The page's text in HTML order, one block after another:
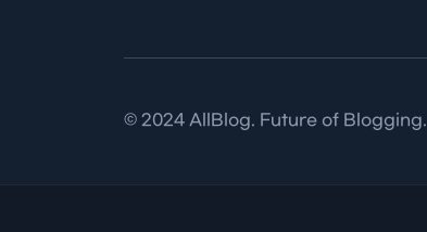
© 2024 AllBlog. Future of Blogging.